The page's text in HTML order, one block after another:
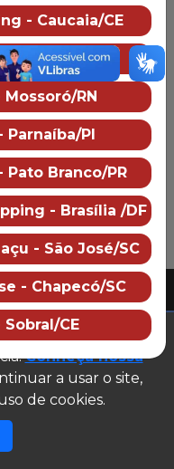
Lindas
chegar
08
- Caucaia/CE
GO
RN
Parnaíba/PI
Branco/PR
- Brasília /DF
- São José/SC
- Chapecó/SC
CE
garantir que você
Conheça nossa
a usar o site,
de cookies.